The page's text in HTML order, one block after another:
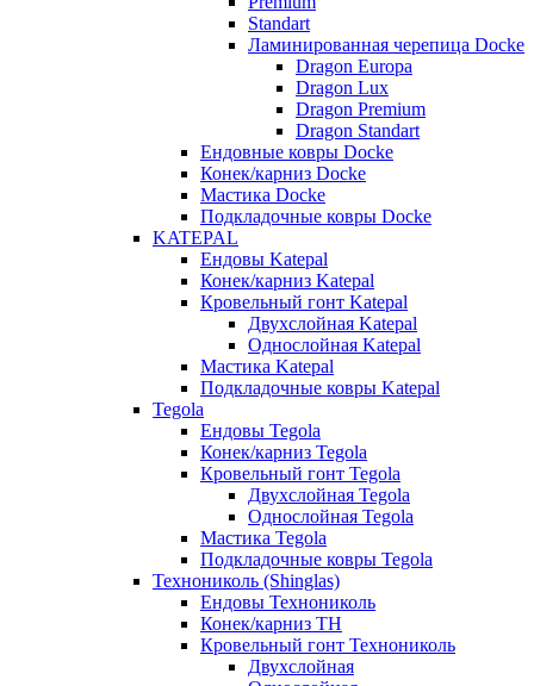
Standart
Ламинированная черепица Docke
Dragon Europa
Dragon Lux
Dragon Premium
Dragon Standart
Ендовные ковры Docke
Конек/карниз Docke
Мастика Docke
Подкладочные ковры Docke
KATEPAL
Ендовы Katepal
Конек/карниз Katepal
Кровельный гонт Katepal
Двухслойная Katepal
Однослойная Katepal
Мастика Katepal
Подкладочные ковры Katepal
Tegola
Ендовы Tegola
Конек/карниз Tegola
Кровельный гонт Tegola
Двухслойная Tegola
Однослойная Tegola
Мастика Tegola
Подкладочные ковры Tegola
Технониколь (Shinglas)
Ендовы Технониколь
Конек/карниз ТН
Кровельный гонт Технониколь
Двухслойная